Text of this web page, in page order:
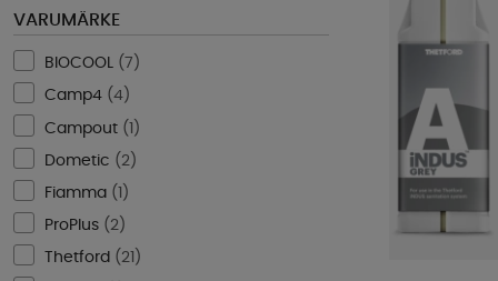
VARUMÄRKE
BIOCOOL ( 7 )
Camp4 (4)
Campout (1 )
Dometic ( 2 )
Fiamma ( )
ProPlus ( 2)
Thetford ( 21 )